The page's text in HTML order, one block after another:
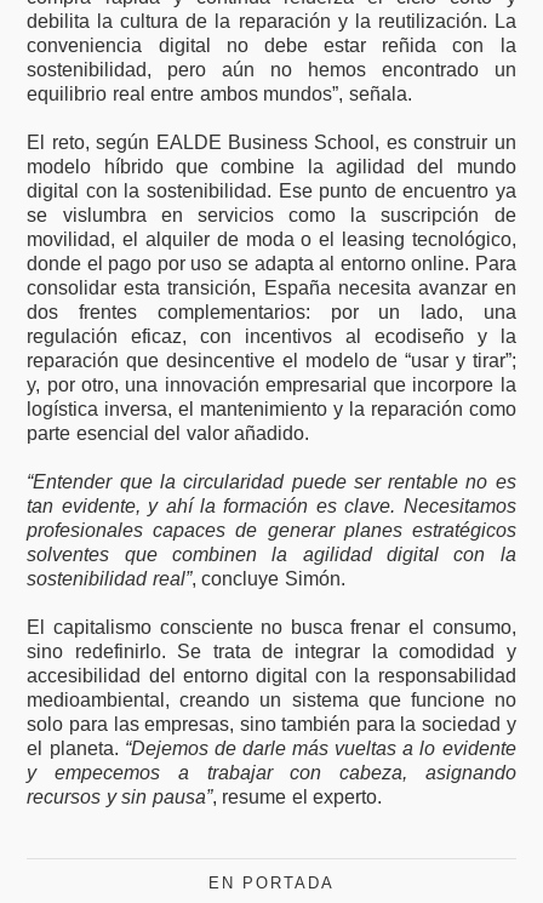
debilita la cultura de la reparación y la reutilización. La
conveniencia digital no debe estar reñida con la
sostenibilidad, pero aún no hemos encontrado un
equilibrio real entre ambos mundos”, señala.
El reto, según EALDE Business School, es construir un
modelo híbrido que combine la agilidad del mundo
digital con la sostenibilidad. Ese punto de encuentro ya
se vislumbra en servicios como la suscripción de
movilidad, el alquiler de moda o el leasing tecnológico,
donde el pago por uso se adapta al entorno online. Para
consolidar esta transición, España necesita avanzar en
dos frentes complementarios: por un lado, una
regulación eficaz, con incentivos al ecodiseño y la
reparación que desincentive el modelo de “usar y tirar”;
y, por otro, una innovación empresarial que incorpore la
logística inversa, el mantenimiento y la reparación como
parte esencial del valor añadido.
“Entender que la circularidad puede ser rentable no es
tan evidente, y ahí la formación es clave. Necesitamos
profesionales capaces de generar planes estratégicos
solventes que combinen la agilidad digital con la
sostenibilidad real”, concluye Simón.
El capitalismo consciente no busca frenar el consumo,
sino redefinirlo. Se trata de integrar la comodidad y
accesibilidad del entorno digital con la responsabilidad
medioambiental, creando un sistema que funcione no
solo para las empresas, sino también para la sociedad y
el planeta. “Dejemos de darle más vueltas a lo evidente
y empecemos a trabajar con cabeza, asignando
recursos y sin pausa”, resume el experto.
EN PORTADA